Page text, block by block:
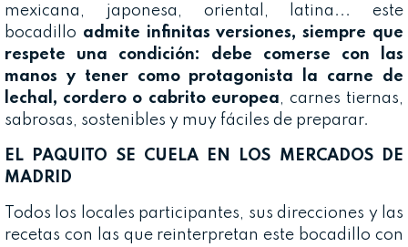
mexicana, japonesa, oriental, latina... este
bocadillo admite infinitas versiones, siempre que
respete una condición: debe comerse con las
manos y tener como protagonista la carne de
lechal, cordero o cabrito europea, carnes tiernas,
sabrosas, sostenibles y muy fáciles de preparar.
EL PAQUITO SE CUELA EN LOS MERCADOS DE
MADRID
Todos los locales participantes, sus direcciones y las
recetas con las que reinterpretan este bocadillo con